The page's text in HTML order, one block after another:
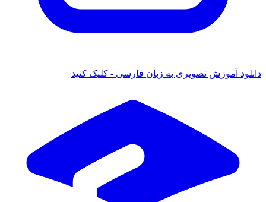
آموزش تصویری به زبان فارسی - کلیک کنید